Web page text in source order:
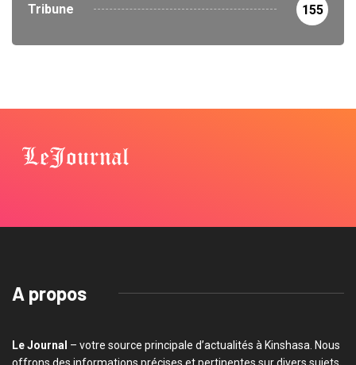
Tribune 155
A propos
Le Journal – votre source principale d’actualités à Kinshasa. Nous
offrons des informations précises et pertinentes sur divers sujets,